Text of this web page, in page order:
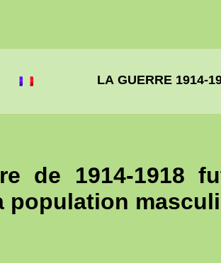
LA GUERRE 1914-
de 1914-1918
population